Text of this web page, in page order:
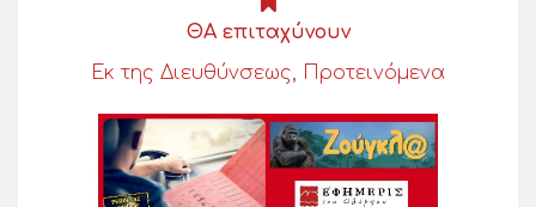
ΘΑ επιταχύνουν
Εκ της Διευθύνσεως, Προτεινόμενα